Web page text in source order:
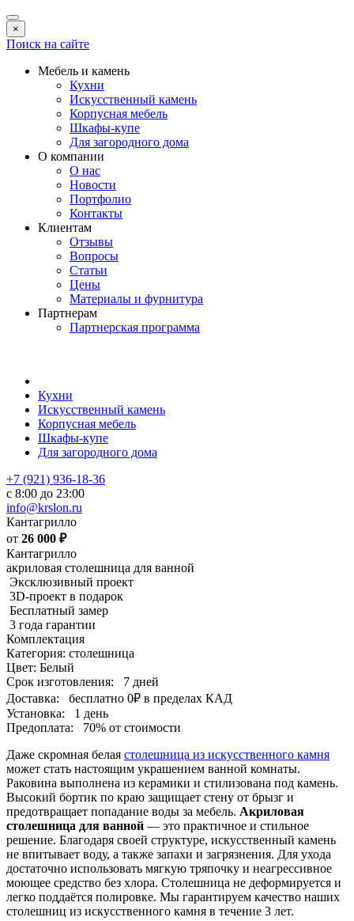
×
Поиск на сайте
Мебель и камень
Кухни
Искусственный камень
Корпусная мебель
Шкафы-купе
Для загородного дома
О компании
О нас
Новости
Портфолио
Контакты
Клиентам
Отзывы
Вопросы
Статьи
Цены
Материалы и фурнитура
Партнерам
Партнерская программа
Кухни
Искусственный камень
Корпусная мебель
Шкафы-купе
Для загородного дома
+7 (921) 936-18-36
с 8:00 до 23:00
info@krslon.ru
Кантагрилло
от 26 000 ₽
Кантагрилло
акриловая столешница для ванной
Эксклюзивный проект
3D-проект в подарок
Бесплатный замер
3 года гарантии
Комплектация
Категория: столешница
Цвет: Белый
Срок изготовления:
7 дней
Доставка:
бесплатно 0₽ в пределах КАД
Установка:
1 день
Предоплата:
70% от стоимости
Даже скромная белая столешница из искусственного камня
может стать настоящим украшением ванной комнаты.
Раковина выполнена из керамики и стилизована под камень.
Высокий бортик по краю защищает стену от брызг и
предотвращает попадание воды за мебель. Акриловая
столешница для ванной — это практичное и стильное
решение. Благодаря своей структуре, искусственный камень
не впитывает воду, а также запахи и загрязнения. Для ухода
достаточно использовать мягкую тряпочку и неагрессивное
моющее средство без хлора. Столешница не деформируется и
легко поддаётся полировке. Мы гарантируем качество наших
столешниц из искусственного камня в течение 3 лет.